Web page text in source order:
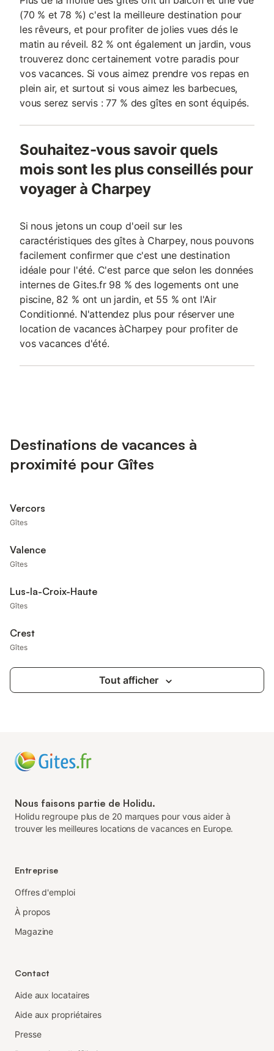
(70 % et 78 %) c'est la meilleure destination pour
les rêveurs, et pour profiter de jolies vues dés le
matin au réveil. 82 % ont également un jardin, vous
trouverez donc certainement votre paradis pour
vos vacances. Si vous aimez prendre vos repas en
plein air, et surtout si vous aimez les barbecues,
vous serez servis : 77 % des gîtes en sont équipés.
Souhaitez-vous savoir quels
mois sont les plus conseillés pour
voyager à Charpey
Si nous jetons un coup d'oeil sur les
caractéristiques des gîtes à Charpey, nous pouvons
facilement confirmer que c'est une destination
idéale pour l'été. C'est parce que selon les données
internes de Gites.fr 98 % des logements ont une
piscine, 82 % ont un jardin, et 55 % ont l'Air
Conditionné. N'attendez plus pour réserver une
location de vacances àCharpey pour profiter de
vos vacances d'été.
Destinations de vacances à
proximité pour Gîtes
Vercors
Gîtes
Valence
Gîtes
Lus-la-Croix-Haute
Gîtes
Crest
Gîtes
Tout afficher
Nous faisons partie de Holidu.
Holidu regroupe plus de 20 marques pour vous aider à
trouver les meilleures locations de vacances en Europe.
Entreprise
Offres d'emploi
À propos
Magazine
Contact
Aide aux locataires
Aide aux propriétaires
Presse